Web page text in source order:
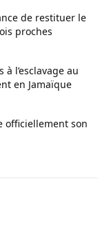
de restituer le
proches
l’esclavage au
en Jamaïque
officiellement son